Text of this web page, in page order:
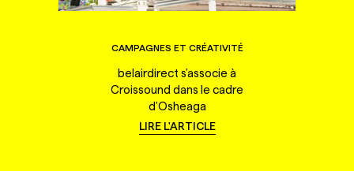
CAMPAGNES ET CRÉATIVITÉ
belairdirect s'associe à
Croissound dans le cadre
d'Osheaga
LIRE L'ARTICLE